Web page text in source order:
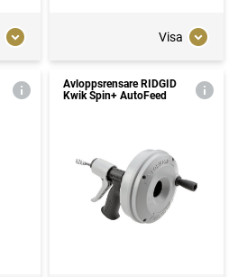
Visa
Avloppsrensare RIDGID
Kwik Spin+ AutoFeed